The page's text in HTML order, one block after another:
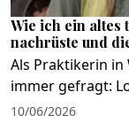
Wie ich ein
nachrüste und
Als Praktikerin in
immer gefragt:
10/06/2026